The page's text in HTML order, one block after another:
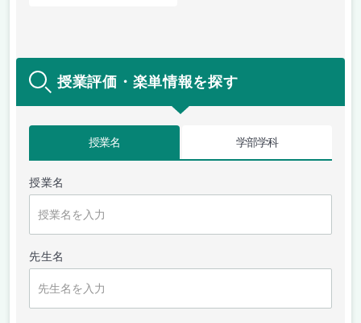
授業評価・楽単情報を探す
授業名 学部学科
授業名
先生名